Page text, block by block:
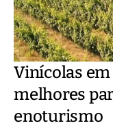
Vinícolas em
melhores
enoturismo